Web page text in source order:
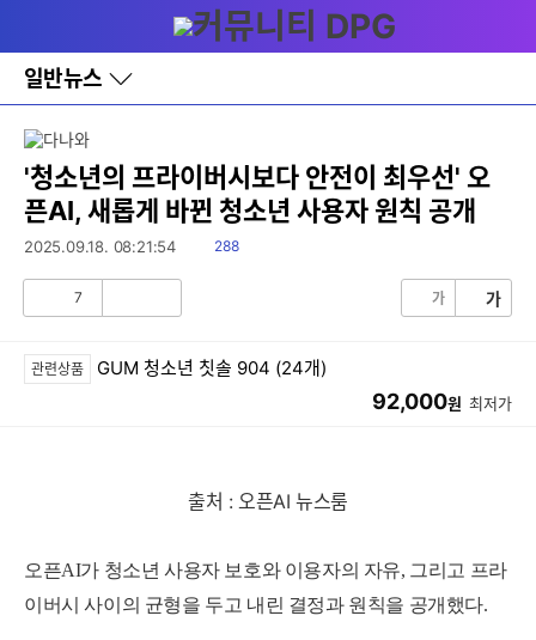
와
홈
일반뉴스
바
로
레
이
어
창
토
'청소년의 프라이버시보다 안전이 최우선' 오
픈AI, 새롭게 바뀐 청소년 사용자 원칙 공개
2025.09.18. 08:21:54
읽
288
7 가 가
관련상품 GUM 청소년 칫솔 904 (24개)
92,000원 최저가
출처 : 오픈AI 뉴스룸
오픈AI가 청소년 사용자 보호와 이용자의 자유, 그리고 프라
이버시 사이의 균형을 두고 내린 결정과 원칙을 공개했다.